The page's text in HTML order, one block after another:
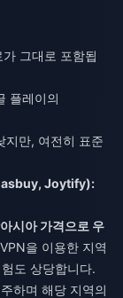
그대로 포함됩
플레이의
지만, 여전히 표준
Joytify):
시아 가격으로 우
을 이용한 지역
도 상당합니다.
하며 해당 지역의